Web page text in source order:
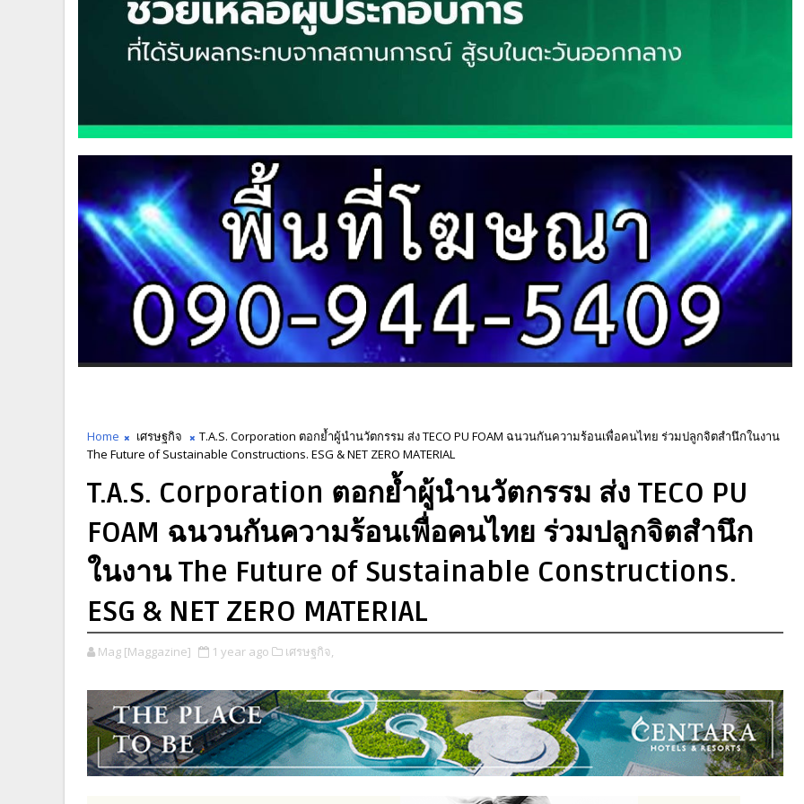
Home เศรษฐกิจ
T.A.S. Corporation ตอกย้ำผู้นำนวัตกรรม ส่ง TECO PU FOAM ฉนวนกันความร้อนเพื่อคนไทย ร่วมปลูกจิตสำนึกในงาน
The Future of Sustainable Constructions. ESG & NET ZERO MATERIAL
T.A.S. Corporation ตอกย้ำผู้นำนวัตกรรม ส่ง TECO PU
FOAM ฉนวนกันความร้อนเพื่อคนไทย ร่วมปลูกจิตสำนึก
ในงาน The Future of Sustainable Constructions.
ESG & NET ZERO MATERIAL
Mag [Maggazine] 1 year ago เศรษฐกิจ,